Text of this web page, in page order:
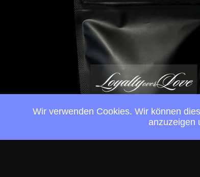
Wir verwenden Cookies. Wir können
anzuzeigen